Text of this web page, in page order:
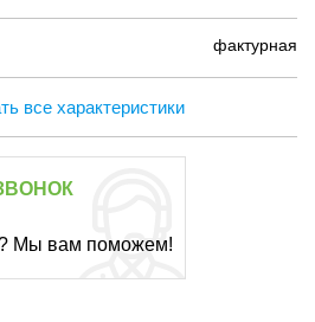
фактурная
все характеристики
Мы вам поможем!